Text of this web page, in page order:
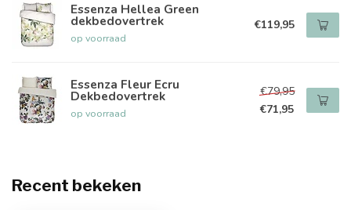
Essenza Hellea Green
dekbedovertrek
op voorraad
€119,95
Essenza Fleur Ecru
Dekbedovertrek
op voorraad
€79,95
€71,95
Recent bekeken